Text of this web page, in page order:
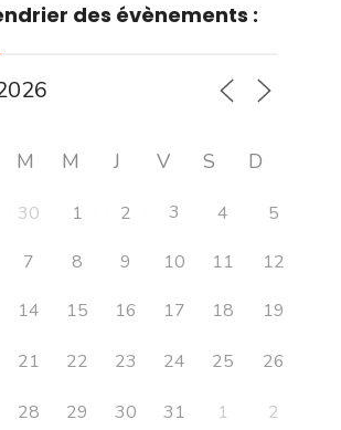
des évènements :
M M J V S D
30 1 2 3 4
5
7 8 9 10 11
12
14 15 16 17 18 19
21 22 23 24 25 26
28 29 30 31 1 2